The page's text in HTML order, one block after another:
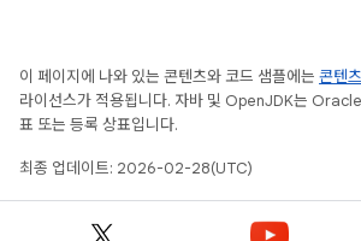
이 페이지에 나와 있는 콘텐츠와 코드 샘플에는 콘텐
라이선스가 적용됩니다. 자바 및 OpenJDK는
표 또는 등록 상표입니다.
최종 업데이트: 2026-02-28(UTC)